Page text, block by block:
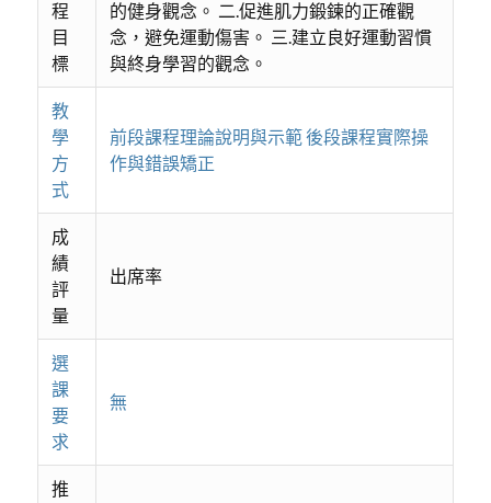
程
目
標
的健身觀念。 二.促進肌力鍛鍊的正確觀
念，避免運動傷害。 三.建立良好運動習慣
與終身學習的觀念。
教
學
方
式
前段課程理論說明與示範 後段課程實際操
作與錯誤矯正
成
績
評
量
出席率
選
課
要
求
無
推